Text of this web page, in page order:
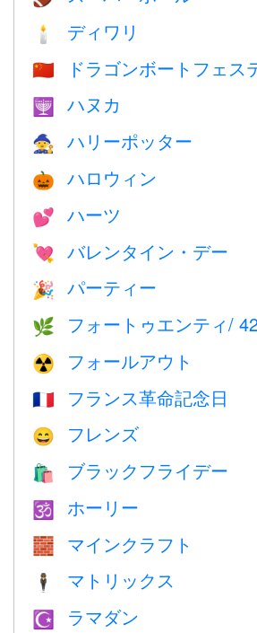
🕯 ディワリ
🇨🇳 ドラゴンボートフェス
🕎 ハヌカ
🧙 ハリーポッター
🎃 ハロウィン
💕 ハーツ
💘 バレンタイン・デー
🎉 パーティー
🌿 フォートゥエンティ/
☢️ フォールアウト
🇫🇷 フランス革命記念日
😄 フレンズ
🛍 ブラックフライデー
🕉 ホーリー
🧱 マインクラフト
🕴️ マトリックス
☪️ ラマダン